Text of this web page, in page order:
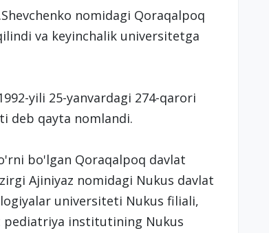
nomidagi Qoraqalpoq
va keyinchalik universitetga
yili 25-yanvardagi 274-qarori
deb qayta nomlandi.
bo'lgan Qoraqalpoq davlat
Ajiniyaz nomidagi Nukus davlat
universiteti Nukus filiali,
pediatriya institutining Nukus